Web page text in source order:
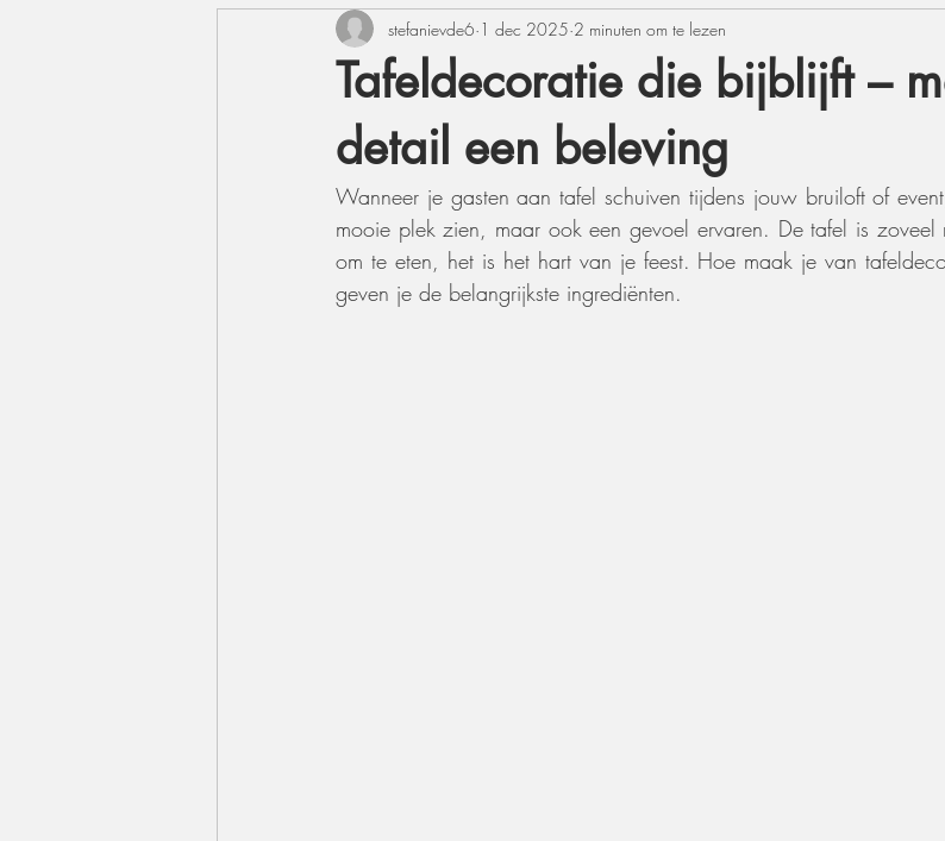
Tafeldecoratie die bijblijft –
detail een beleving
stefanievde6 1 dec 2025 2 minuten om te lezen
Wanneer je gasten aan tafel schuiven tijdens jouw bruiloft of
mooie plek zien, maar ook een gevoel ervaren. De tafel is zoveel
om te eten, het is het hart van je feest. Hoe maak je van
geven je de belangrijkste ingrediënten.